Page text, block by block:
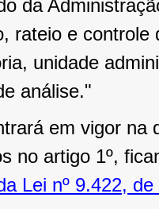
da
rateio e
unidade
análise."
em vigor na
no artigo 1º,
Lei nº 9.422,